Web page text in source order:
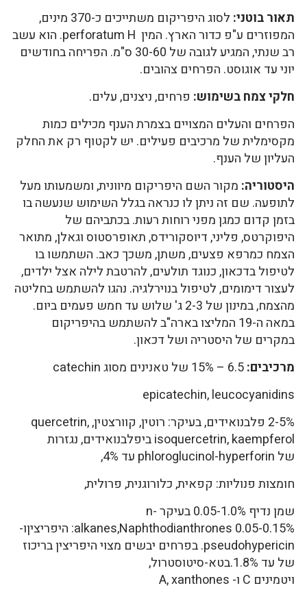
תאור בוטני:
לסוג היפריקום משתייכים כ-370 מינים,
המפוזרים ע"פ כדור הארץ. המין perforatum H. הוא עשב
רב שנתי, המגיע לגובה של 30-60 ס"מ. הפריחה בחודשים
יוני עד אוגוסט. הפרחים צהובים.
חלקי צמח בשימוש: פרחים, ניצנים, עלים.
הפרחים והעלים המצויים בצמרת הענף מכילים כמות
מקסימלית של מרכיבים פעילים. יש לקטוף רק את החלק
העליון של הענף.
היסטוריה: מקור השם היפריקום מיוונית, ומשמעותו מעל
לתופעה. שם זה ניתן לו כנראה בגלל השימוש שנעשה בו
בזמן קדום כמגן מפני רוחות רעות. בכתביהם של
היפוקרטס, פליני, דיוסקורידס, תאופרסטוס וגאלן, מתואר
הצמח כמרפא פצעים, משתן, משכך כאב. השתמשו בו
לטיפול בדכאון, כנוגד תולעים, להרטבת לילה אצל ילדים,
לעצור דימומים, לטיפול בנוירלגיה. נהגו להשתמש בחליטה
מהצמח, במינון של 2-3 ג' שלוש עד חמש פעמים ביום.
במאה ה-19 המליצו בארה"ב להשתמש בהיפריקום
במקרים של היסטריה ושל דכאון.
מרכיבים:
epicatechin, leucocyanidins
2-5% פלבנואידים, בעיקר: רוטין, קוורצטין, quercetrin,
isoquercetrin, kaempferol ביפלבנואידים, נגזרות
של phloroglucinol-hyperforin עד 4%,
חומצות פנוליות: קפאית, כלורוגנית, פרולית,
שמן נדיף 0.05-1.0% בעיקר n-
alkanes,Naphthodianthrones 0.05-0.15%: היפריציןו-
pseudohypericin. בפרחים יבשים מצוי היפריצין בריכוז
של עד 1.8%.בטא-סיטוסטרול,
ויטמינים C ו- A, xanthones